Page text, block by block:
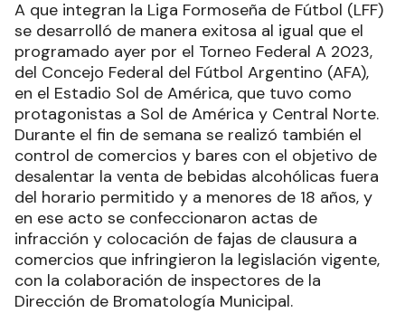
A que integran la Liga Formoseña de Fútbol (LFF)
se desarrolló de manera exitosa al igual que el
programado ayer por el Torneo Federal A 2023,
del Concejo Federal del Fútbol Argentino (AFA),
en el Estadio Sol de América, que tuvo como
protagonistas a Sol de América y Central Norte.
Durante el fin de semana se realizó también el
control de comercios y bares con el objetivo de
desalentar la venta de bebidas alcohólicas fuera
del horario permitido y a menores de 18 años, y
en ese acto se confeccionaron actas de
infracción y colocación de fajas de clausura a
comercios que infringieron la legislación vigente,
con la colaboración de inspectores de la
Dirección de Bromatología Municipal.